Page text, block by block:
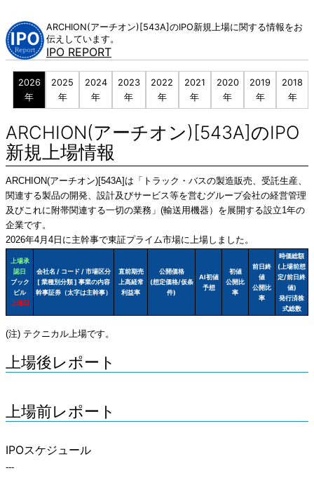
content
ARCHION(アーチオン)[543A]のIPO新規上場に関する情報をお
伝えしています。
IPO REPORT
2026
年
2025
年
2024
年
2023
年
2022
年
2021
年
2020
年
2019
年
2018
年
ARCHION(アーチオン)[543A]のIPO
新規上場情報
ARCHION(アーチオン)[543A]は「トラック・バスの製造販売、受託生産、
関連する製品の開発、設計及びサービス等を営むグループ会社の経営管理
及びこれに附帯関連する一切の業務」(輸送用機器）を展開する設立1年の
企業です。
2026年4月4日に主幹事で東証プライム市場に上場しました。
上場承
認日
ブック
ビル
上場日
会社名 / コード / 市場区分
[ 業種別分類 ] 事業の内容
幹事証券（太字は主幹事）
直前期売
上高経常
利益率
公開価格
(想定価格/仮条
件)
AI初値
予想
初値
公開比
率
前日終
値
公開比
率
時価総額
(上場前想
定/前日終
値)
発行済株
式総数
(注) テクニカル上場です。
上場後レポート
上場前レポート
IPOスケジュール
---